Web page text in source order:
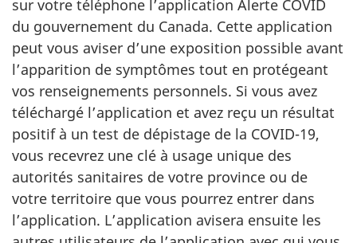
sur votre téléphone l’application Alerte COVID
du gouvernement du Canada. Cette application
peut vous aviser d’une exposition possible avant
l’apparition de symptômes tout en protégeant
vos renseignements personnels. Si vous avez
téléchargé l’application et avez reçu un résultat
positif à un test de dépistage de la COVID-19,
vous recevrez une clé à usage unique des
autorités sanitaires de votre province ou de
votre territoire que vous pourrez entrer dans
l’application. L’application avisera ensuite les